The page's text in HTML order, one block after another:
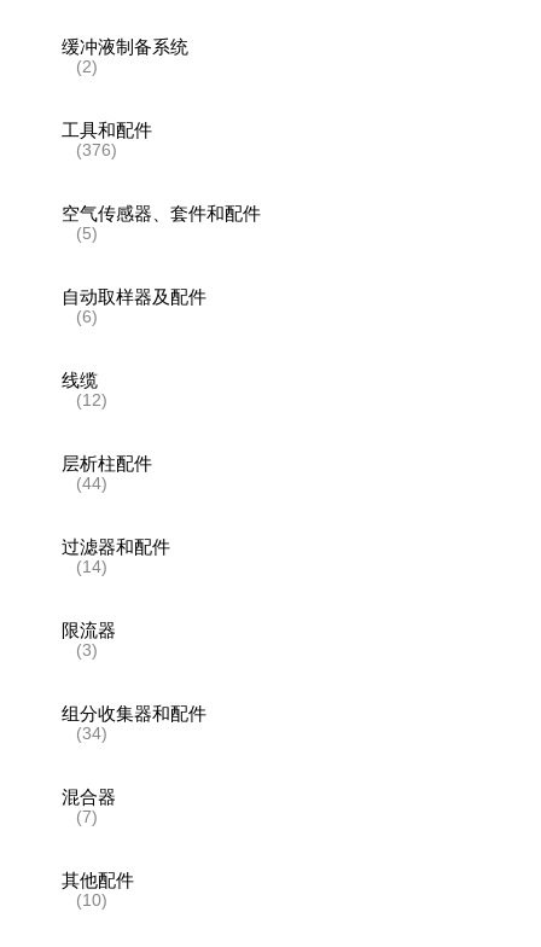
缓冲液制备系统
(2)
工具和配件
(376)
空气传感器、套件和配件
(5)
自动取样器及配件
(6)
线缆
(12)
层析柱配件
(44)
过滤器和配件
(14)
限流器
(3)
组分收集器和配件
(34)
混合器
(7)
其他配件
(10)